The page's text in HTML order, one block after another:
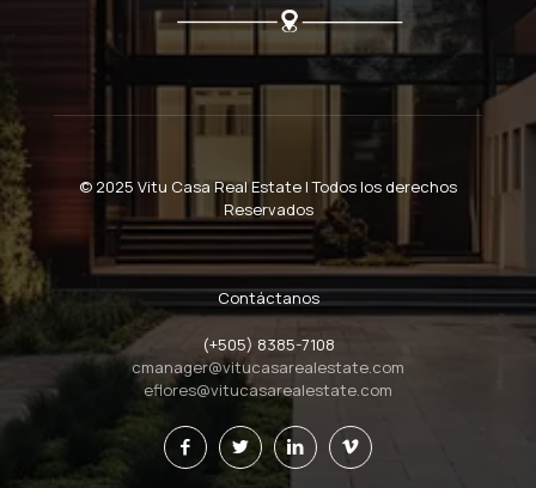
© 2025 Vitu Casa Real Estate | Todos los derechos
Reservados
Contáctanos
(+505) 8385-7108
cmanager@vitucasarealestate.com
eflores@vitucasarealestate.com